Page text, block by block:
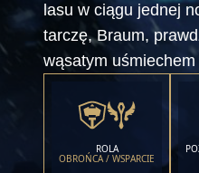
lasu w ciągu jednej
tarczę, Braum,
wąsatym
ROLA
OBROŃCA / WSPARCIE